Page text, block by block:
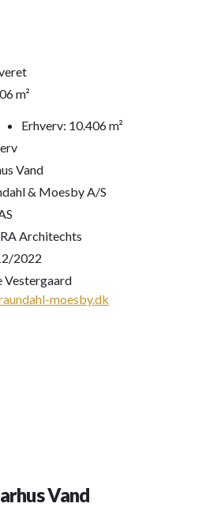
m²
Erhverv: 10.406 m²
Vand
& Moesby A/S
Architechts
2022
Vestergaard
moesby.dk
Vand